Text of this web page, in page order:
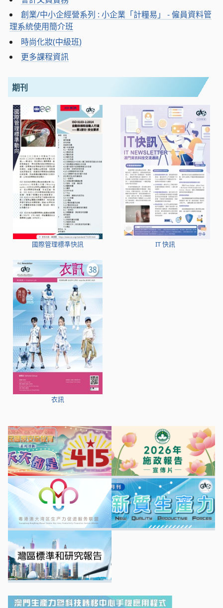
創業/中小企經營系列 : 小企業「計糧易」 - 僱員資料管
理系統使用簡介班
時尚化妝(中級班)
更多課程資訊
期刊
國際管理標準快訊 IT 快訊
衣訊